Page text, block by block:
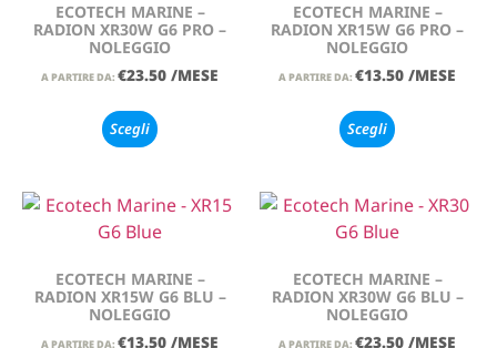
ECOTECH MARINE –
RADION XR30W G6 PRO –
NOLEGGIO
A PARTIRE DA: €23.50 /MESE
Scegli
ECOTECH MARINE –
RADION XR15W G6 PRO –
NOLEGGIO
A PARTIRE DA: €13.50 /MESE
Scegli
ECOTECH MARINE –
RADION XR15W G6 BLU –
NOLEGGIO
A PARTIRE DA: €13.50 /MESE
ECOTECH MARINE –
RADION XR30W G6 BLU –
NOLEGGIO
A PARTIRE DA: €23.50 /MESE